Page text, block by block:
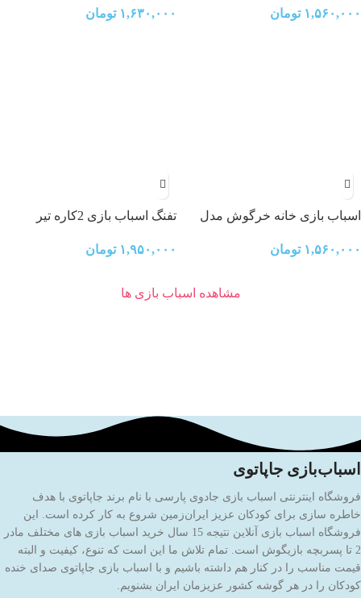
۱,۵۶۰,۰۰۰ تومان ۱,۶۳۰,۰۰۰ تومان
اسباب بازی خانه خرگوش مدل
کد 66213
۱,۵۶۰,۰۰۰ تومان
تفنگ اسباب بازی 2کاره تیر
۱,۹۵۰,۰۰۰ تومان
مشاهده اسباب بازی ها
اسباب‌بازی جاپاتوی
فروشگاه اینترنتی اسباب بازی جادوی پارسی با نام برند جاپاتوی با هدف
خاطره سازی برای کودکان عزیز ایران‌زمین شروع به کار کرده است. این
فروشگاه اسباب بازی آنلاین نتیجه 15 سال خرید اسباب بازی های مختلف مادر
2 تا پسربچه بازیگوش است. تمام تلاش ما این است که تنوع، کیفیت و البته
قیمت مناسب را در کنار هم داشته باشیم و با اسباب بازی جاپاتوی صدای خنده
کودکان را در هر گوشه کشور عزیزمان ایران بشنویم.